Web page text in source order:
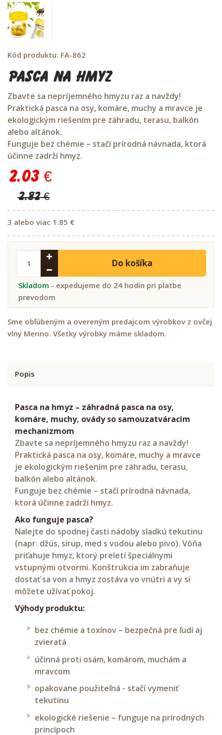
Kód produktu: FA-862
Pasca na hmyz
Zbavte sa nepríjemného hmyzu raz a navždy!
Praktická pasca na osy, komáre, muchy a mravce je
ekologickým riešením pre záhradu, terasu, balkón
alebo altánok.
Funguje bez chémie – stačí prírodná návnada, ktorá
účinne zadrží hmyz.
2.03 €
2.82 €
3 alebo viac 1.85 €
Do košíka
Skladom - expedujeme do 24 hodín pri platbe
prevodom
Sme obľúbeným a overeným predajcom výrobkov z ovčej
vlny Merino. Všetky výrobky máme skladom.
Popis
Pasca na hmyz – záhradná pasca na osy,
komáre, muchy, ovády so samouzatváracím
mechanizmom
Zbavte sa nepríjemného hmyzu raz a navždy!
Praktická pasca na osy, komáre, muchy a mravce
je ekologickým riešením pre záhradu, terasu,
balkón alebo altánok.
Funguje bez chémie – stačí prírodná návnada,
ktorá účinne zadrží hmyz.
Ako funguje pasca?
Nalejte do spodnej časti nádoby sladkú tekutinu
(napr. džús, sirup, med s vodou alebo pivo). Vôňa
priťahuje hmyz, ktorý preletí špeciálnymi
vstupnými otvormi. Konštrukcia im zabraňuje
dostať sa von a hmyz zostáva vo vnútri a vy si
môžete užívať pokoj.
Výhody produktu:
bez chémie a toxínov – bezpečná pre ľudí aj
zvieratá
účinná proti osám, komárom, muchám a
mravcom
opakovane použiteľná - stačí vymeniť
tekutinu
ekologické riešenie – funguje na prírodných
princípoch